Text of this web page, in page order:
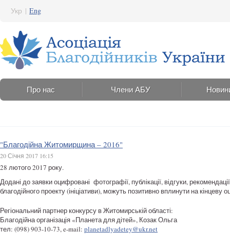
Укр | Eng
Про нас Члени АБУ
"Благодійна Житомирщина – 2016"
20 Січня 2017 16:15
28 лютого 2017 року.
Додані до заявки оцифровані фотографії, публікації, відгуки,
благодійного проекту (ініціативи), можуть позитивно вплинути на
Регіональний партнер конкурсу в Житомирській області:
Благодійна організація «Планета для дітей», Козак Ольга
тел: (098) 903-10-73, e-mail: planetadlyadetey@ukr.net